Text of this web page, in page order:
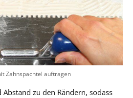
Zahnspachtel auftragen
Abstand zu den Rändern, sodass